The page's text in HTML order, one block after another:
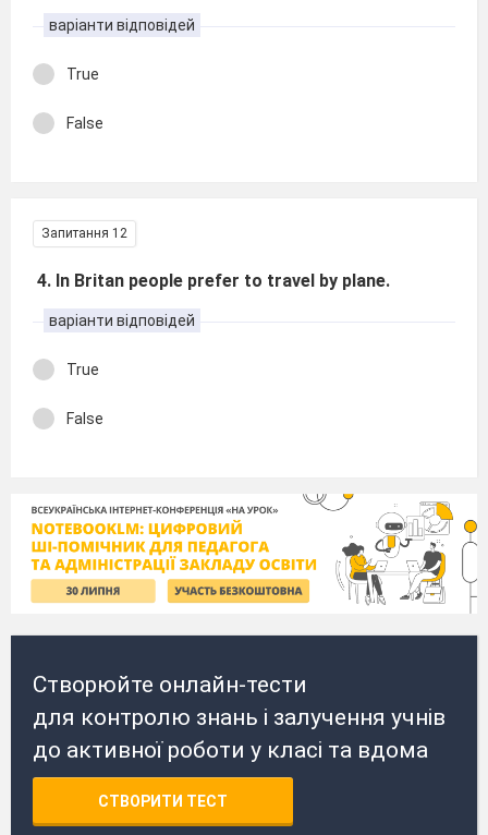
варіанти відповідей
True
False
Запитання 12
4. In Britan people prefer to travel by plane.
варіанти відповідей
True
False
Створюйте онлайн-тести
для контролю знань і залучення учнів
до активної роботи у класі та вдома
СТВОРИТИ ТЕСТ